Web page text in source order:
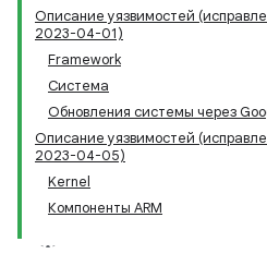
Описание уязвимостей
2023-04-01)
Framework
Система
Обновления системы через
Описание уязвимостей
2023-04-05)
Kernel
Компоненты ARM